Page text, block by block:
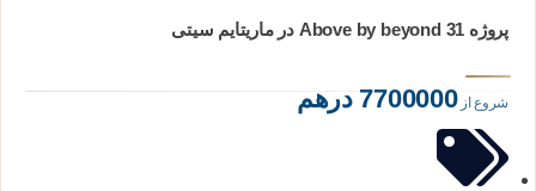
پروژه 31 Above by beyond در ماریتایم سیتی
شروع از7700000 درهم